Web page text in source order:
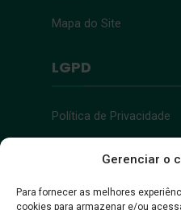
Gerenciar o
Para fornecer as melhores
cookies para armazenar e/ou
Mapa do Site
LGPD
Política de Privacidade
Acessibilidade